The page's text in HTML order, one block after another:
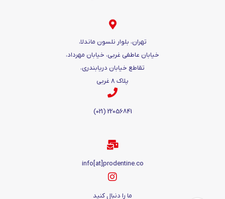
تهران، بلوار نلسون ماندلا،
خیابان عاطفی غربی، خیابان مهرداد،
تقاطع خیابان دریابندری،
پلاک ۸ غربی
22056841 (021)
info[at]prodentine.co
ما را دنبال کنید